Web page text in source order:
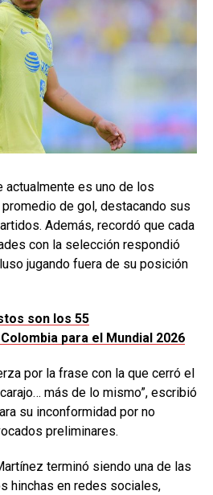
actualmente es uno de los
de gol, destacando sus
Además, recordó que cada
con la selección respondió
jugando fuera de su posición
son los 55
para el Mundial 2026
por la frase con la que cerró el
más de lo mismo”, escribió
su inconformidad por no
preliminares.
terminó siendo una de las
hinchas en redes sociales,